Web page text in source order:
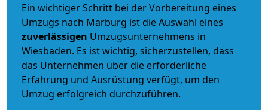
Ein wichtiger Schritt bei der Vorbereitung eines
Umzugs nach Marburg ist die Auswahl eines
zuverlässigen Umzugsunternehmens in
Wiesbaden. Es ist wichtig, sicherzustellen, dass
das Unternehmen über die erforderliche
Erfahrung und Ausrüstung verfügt, um den
Umzug erfolgreich durchzuführen.